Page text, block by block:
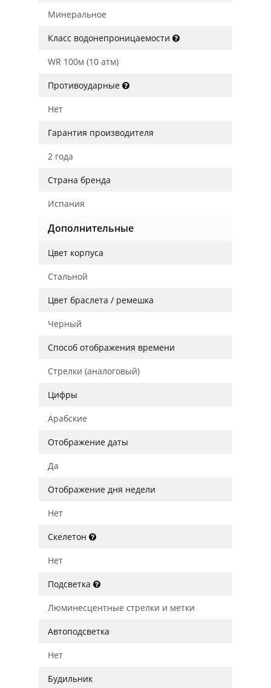
Минеральное
Класс водонепроницаемости
WR 100м (10 атм)
Противоударные
Нет
Гарантия производителя
2 года
Страна бренда
Испания
Дополнительные
Цвет корпуса
Стальной
Цвет браслета / ремешка
Черный
Способ отображения времени
Стрелки (аналоговый)
Цифры
Арабские
Отображение даты
Да
Отображение дня недели
Нет
Скелетон
Нет
Подсветка
Люминесцентные стрелки и метки
Автоподсветка
Нет
Будильник